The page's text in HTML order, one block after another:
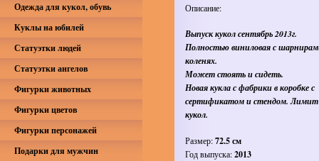
Описание:
Выпуск кукол сентябрь 2013г.
Полностью виниловая с
коленях.
Может стоять и сидеть.
Новая кукла с фабрики в коробке с
сертификатом и стендом. Лимит
кукол.
Размер:72.5 см
Год выпуска:2013
Одежда для кукол, обувь
Куклы на юбилей
Статуэтки людей
Статуэтки ангелов
Фигурки животных
Фигурки цветов
Фигурки персонажей
Подарки для мужчин